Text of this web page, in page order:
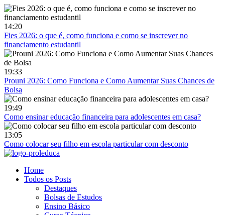
Skip
to
content
14:20
Fies 2026: o que é, como funciona e como se inscrever no
financiamento estudantil
19:33
Prouni 2026: Como Funciona e Como Aumentar Suas Chances de
Bolsa
19:49
Como ensinar educação financeira para adolescentes em casa?
13:05
Como colocar seu filho em escola particular com desconto
Home
Todos os Posts
Destaques
Bolsas de Estudos
Ensino Básico